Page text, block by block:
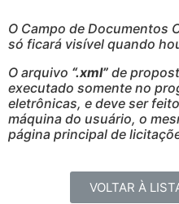
O Campo de Documentos
só ficará visível quando
O arquivo “.xml” de
executado somente no
eletrônicas, e deve ser
máquina do usuário, o
página principal de
VOLTAR À